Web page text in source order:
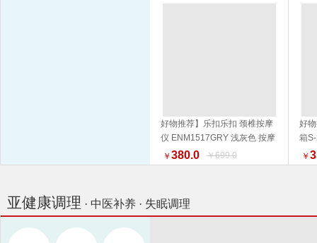
好物推荐】乐扣乐扣 颈椎按摩
仪 ENM1517GRY 浅灰色 按摩
器 品质生活 健康生活家居
￥ 380.0 ￥699.0
好
箱
外
￥
亚健康调理 · 中医补养 · 失眠调理